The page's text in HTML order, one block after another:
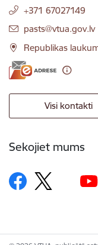
+371 67027149
E-pasts:
pasts@vtua.gov.lv
Republikas
Visi kontakti
Sekojiet mums